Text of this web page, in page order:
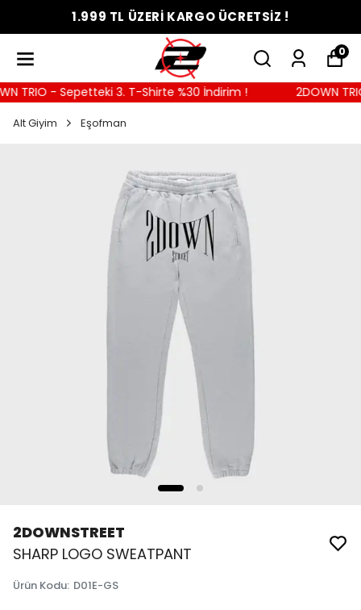
1.999 TL ÜZERİ KARGO ÜCRETSİZ !
0
TRIO - Sepetteki 3. T-Shirte %30 İndirim ! 2DOWN
Alt Giyim Eşofman
2DOWNSTREET
SHARP LOGO SWEATPANT
Ürün Kodu: D01E-GS